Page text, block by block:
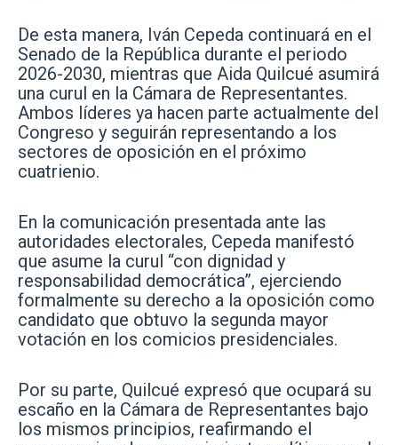
De esta manera, Iván Cepeda continuará en el
Senado de la República durante el periodo
2026-2030, mientras que Aida Quilcué asumirá
una curul en la Cámara de Representantes.
Ambos líderes ya hacen parte actualmente del
Congreso y seguirán representando a los
sectores de oposición en el próximo
cuatrienio.
En la comunicación presentada ante las
autoridades electorales, Cepeda manifestó
que asume la curul “con dignidad y
responsabilidad democrática”, ejerciendo
formalmente su derecho a la oposición como
candidato que obtuvo la segunda mayor
votación en los comicios presidenciales.
Por su parte, Quilcué expresó que ocupará su
escaño en la Cámara de Representantes bajo
los mismos principios, reafirmando el